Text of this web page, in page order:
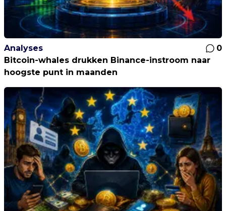
Analyses
0
Bitcoin-whales drukken Binance-instroom naar
hoogste punt in maanden